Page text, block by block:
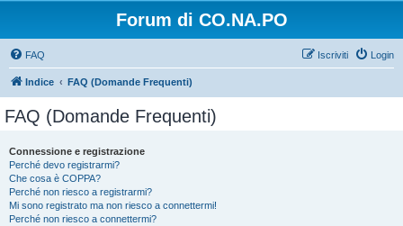
Forum di CO.NA.PO
FAQ Login
Iscriviti
Indice FAQ (Domande Frequenti)
FAQ (Domande Frequenti)
Connessione e registrazione
Perché devo registrarmi?
Che cosa è COPPA?
Perché non riesco a registrarmi?
Mi sono registrato ma non riesco a connettermi!
Perché non riesco a connettermi?